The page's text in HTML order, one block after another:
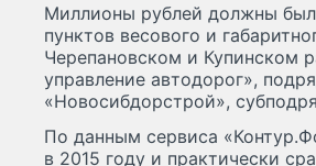
Миллионы рублей должны
пунктов весового и
Черепановском и Купинском
управление автодорог»,
«Новосибдорстрой»,
По данным сервиса
в 2015 году и практически